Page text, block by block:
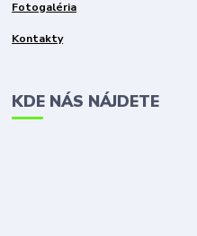
Fotogaléria
Kontakty
KDE NÁS NÁJDETE